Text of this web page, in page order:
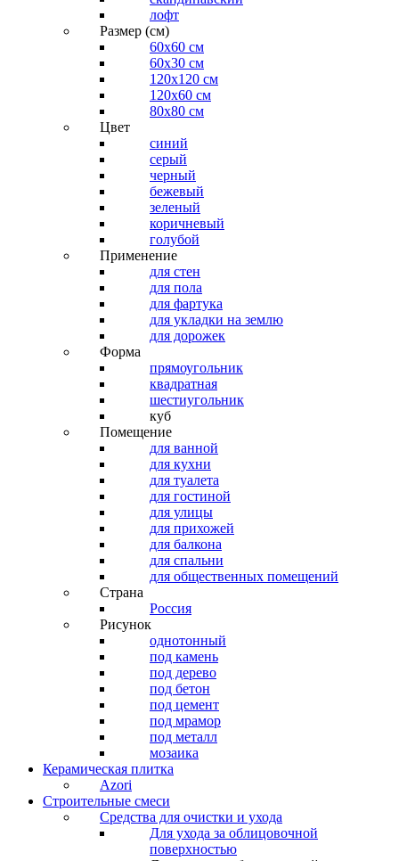
лофт
Размер (см)
60х60 см
60x30 см
120x120 см
120x60 см
80x80 см
Цвет
синий
серый
черный
бежевый
зеленый
коричневый
голубой
Применение
для стен
для пола
для фартука
для укладки на землю
для дорожек
Форма
прямоугольник
квадратная
шестиугольник
куб
Помещение
для ванной
для кухни
для туалета
для гостиной
для улицы
для прихожей
для балкона
для спальни
для общественных помещений
Страна
Россия
Рисунок
однотонный
под камень
под дерево
под бетон
под цемент
под мрамор
под металл
мозаика
Керамическая плитка
Azori
Строительные смеси
Средства для очистки и ухода
Для ухода за облицовочной
поверхностью